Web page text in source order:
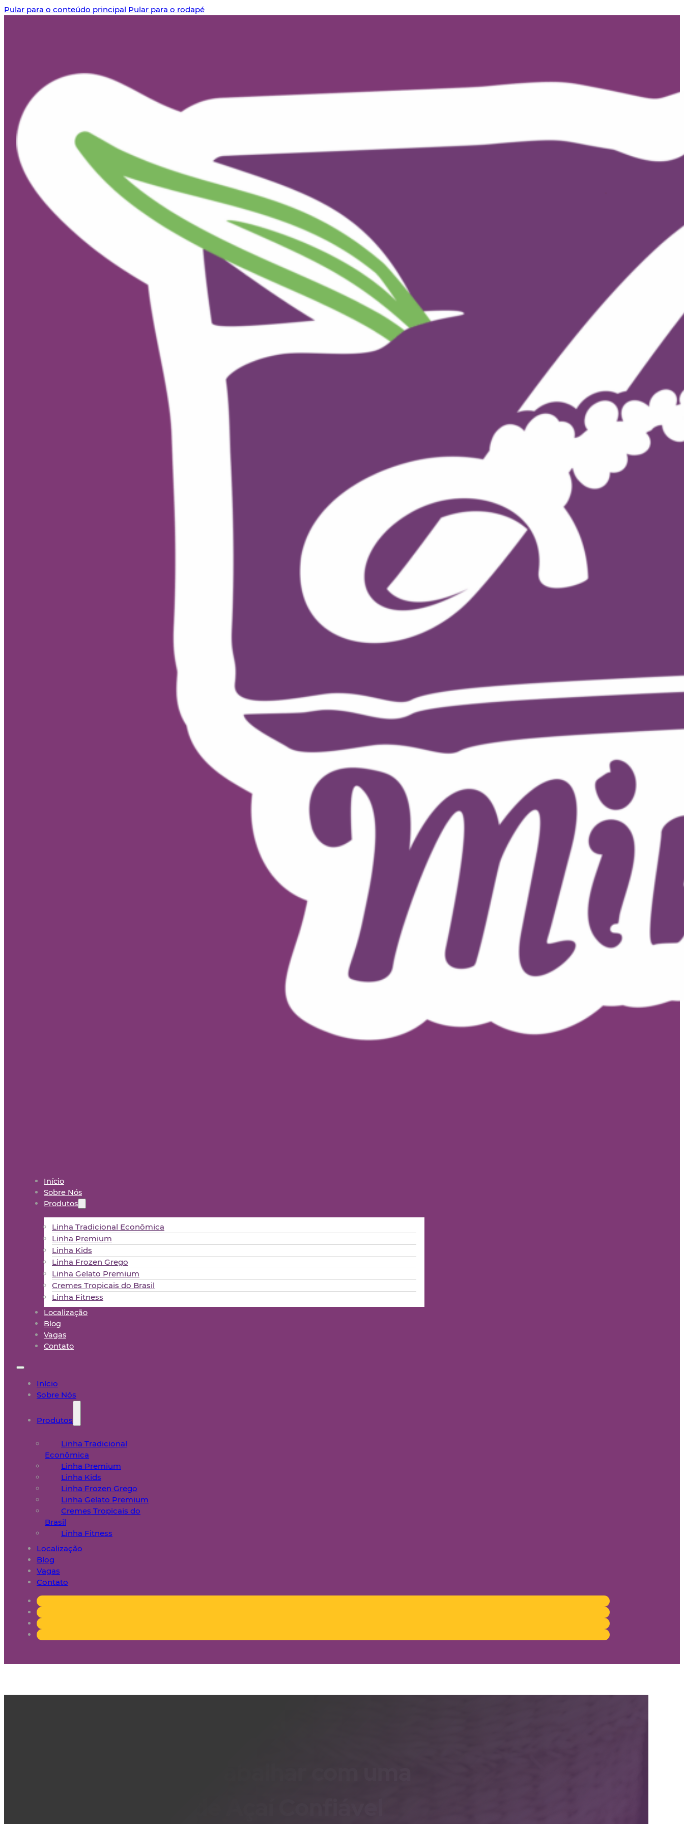
Pular para o conteúdo principal Pular para o rodapé
Início
Sobre Nós
Produtos
Linha Tradicional Econômica
Linha Premium
Linha Kids
Linha Frozen Grego
Linha Gelato Premium
Cremes Tropicais do Brasil
Linha Fitness
Localização
Blog
Vagas
Contato
Início
Sobre Nós
Produtos
Linha Tradicional
Econômica
Linha Premium
Linha Kids
Linha Frozen Grego
Linha Gelato Premium
Cremes Tropicais do
Brasil
Linha Fitness
Localização
Blog
Vagas
Contato